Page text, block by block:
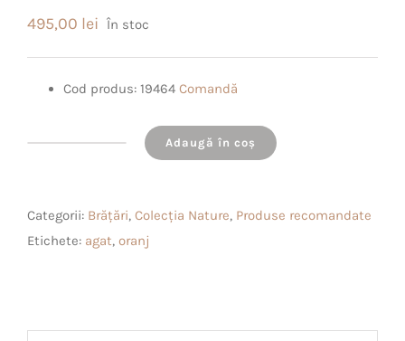
495,00 lei În stoc
Cod produs: 19464 Comandă
oranj
Adaugă în coș
Categorii: Brățări, Colecția Nature, Produse recomandate
Etichete: agat, oranj